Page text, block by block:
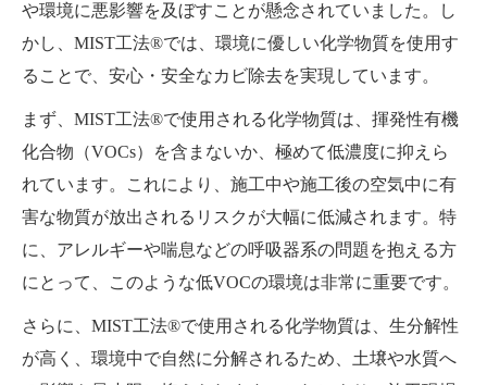
や環境に悪影響を及ぼすことが懸念されていました。し
かし、MIST工法®では、環境に優しい化学物質を使用す
ることで、安心・安全なカビ除去を実現しています。
まず、MIST工法®で使用される化学物質は、揮発性有機
化合物（VOCs）を含まないか、極めて低濃度に抑えら
れています。これにより、施工中や施工後の空気中に有
害な物質が放出されるリスクが大幅に低減されます。特
に、アレルギーや喘息などの呼吸器系の問題を抱える方
にとって、このような低VOCの環境は非常に重要です。
さらに、MIST工法®で使用される化学物質は、生分解性
が高く、環境中で自然に分解されるため、土壌や水質へ